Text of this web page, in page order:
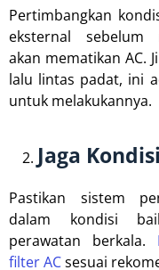
Pertimbangkan
eksternal sebelum
akan mematikan AC.
lalu lintas padat, ini
untuk melakukannya.
Jaga
Pastikan sistem
dalam kondisi
perawatan berkala.
filter ACsesuai